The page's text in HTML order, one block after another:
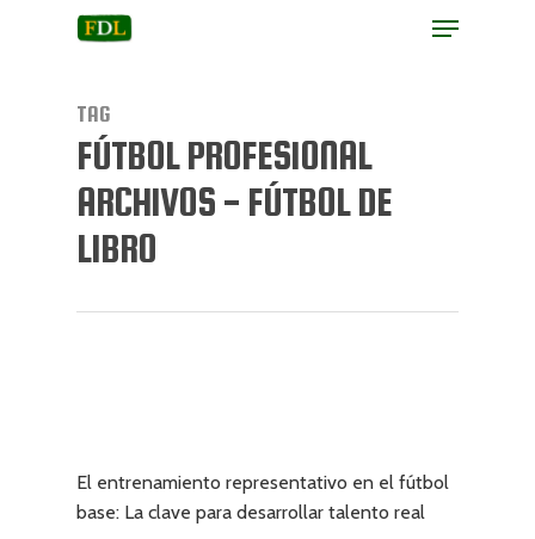
Hit enter to search or ESC to close
TAG
FÚTBOL PROFESIONAL
ARCHIVOS - FÚTBOL DE
LIBRO
El entrenamiento representativo en el fútbol
base: La clave para desarrollar talento real